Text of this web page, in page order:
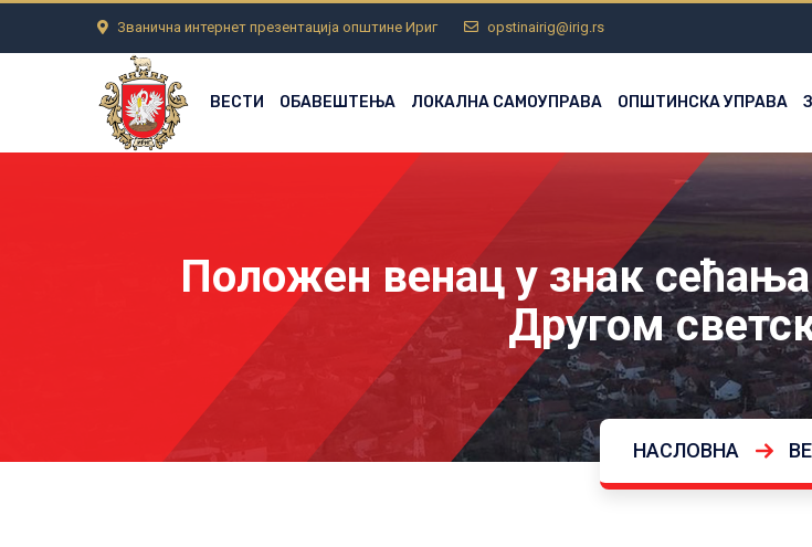
Званична интернет презентација општине Ириг opstinairig@irig.rs
ВЕСТИ ОБАВЕШТЕЊА ЛОКАЛНА САМОУПРАВА ОПШТИНСКА УПРАВА
Положен венац у знак
Другом
НАСЛОВНА